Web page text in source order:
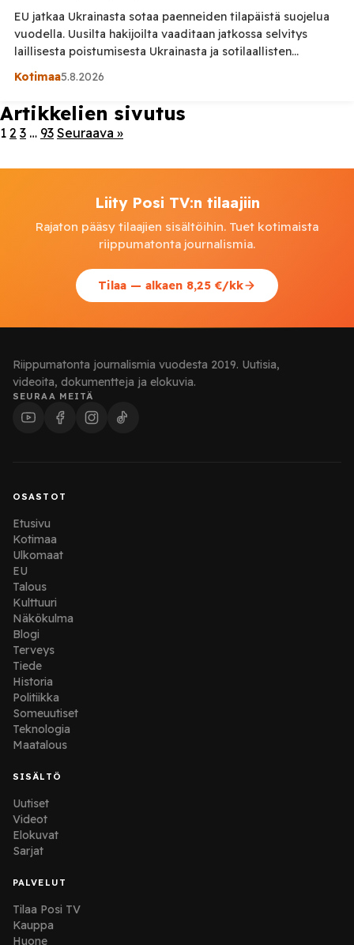
EU jatkaa Ukrainasta sotaa paenneiden tilapäistä suojelua
vuodella. Uusilta hakijoilta vaaditaan jatkossa selvitys
laillisesta poistumisesta Ukrainasta ja sotilaallisten
velvoitteiden noudattamisesta. Samalla Suomessa on
useammasta EU-maasta. Ssotaa pakeneville ukrainalaisille
myönnettävää tilapäistä suojelua jatketaan 4. maaliskuuta
2028 asti. Sisäministeriön mukaan mukaan EU-maat
suojelun järjestelmä […]
Kotimaa5.8.2026
Artikkelien sivutus
1 2 3 … 93 Seuraava »
Liity Posi TV:n tilaajiin
Rajaton pääsy tilaajien sisältöihin. Tuet kotimaista
riippumatonta journalismia.
Tilaa — alkaen 8,25 €/kk
Riippumatonta journalismia vuodesta 2019. Uutisia,
videoita, dokumentteja ja elokuvia.
SEURAA MEITÄ
OSASTOT
Etusivu
Kotimaa
Ulkomaat
EU
Talous
Kulttuuri
Näkökulma
Blogi
Terveys
Tiede
Historia
Politiikka
Someuutiset
Teknologia
Maatalous
SISÄLTÖ
Uutiset
Videot
Elokuvat
Sarjat
PALVELUT
Tilaa Posi TV
Kauppa
Huone